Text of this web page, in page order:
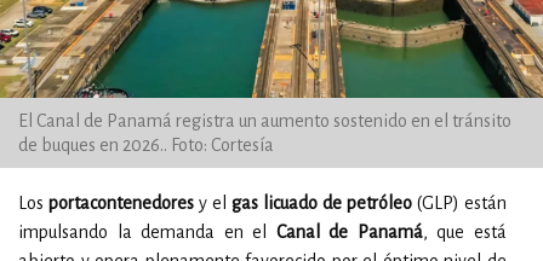
El Canal de Panamá registra un aumento sostenido en el tránsito
de buques en 2026.. Foto: Cortesía
Los portacontenedores y el gas licuado de petróleo (GLP) están
impulsando la demanda en el
Canal de Panamá, que está